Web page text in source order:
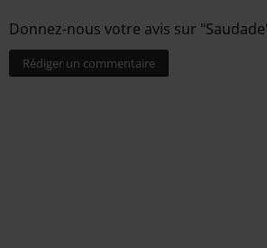
Donnez-nous votre avis sur
Rédiger un commentaire